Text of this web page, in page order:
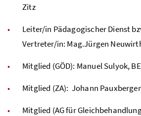
Zitz
Leiter/in Pädagogischer Dienst
Vertreter/in: Mag.Jürgen
Mitglied (GÖD): Manuel Sulyok,
Mitglied (ZA): Johann Pauxberger
Mitglied (AGfür